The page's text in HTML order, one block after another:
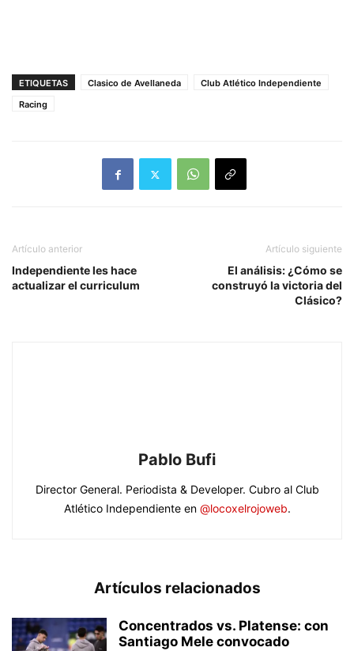
ETIQUETAS Clasico de Avellaneda
Club Atlético Independiente
Racing
Artículo anterior
Independiente les hace
actualizar el curriculum
Artículo siguiente
El análisis: ¿Cómo se
construyó la victoria del
Clásico?
Pablo Bufi
Director General. Periodista & Developer. Cubro al Club
Atlético Independiente en @locoxelrojoweb.
Artículos relacionados
Concentrados vs. Platense: con
Santiago Mele convocado